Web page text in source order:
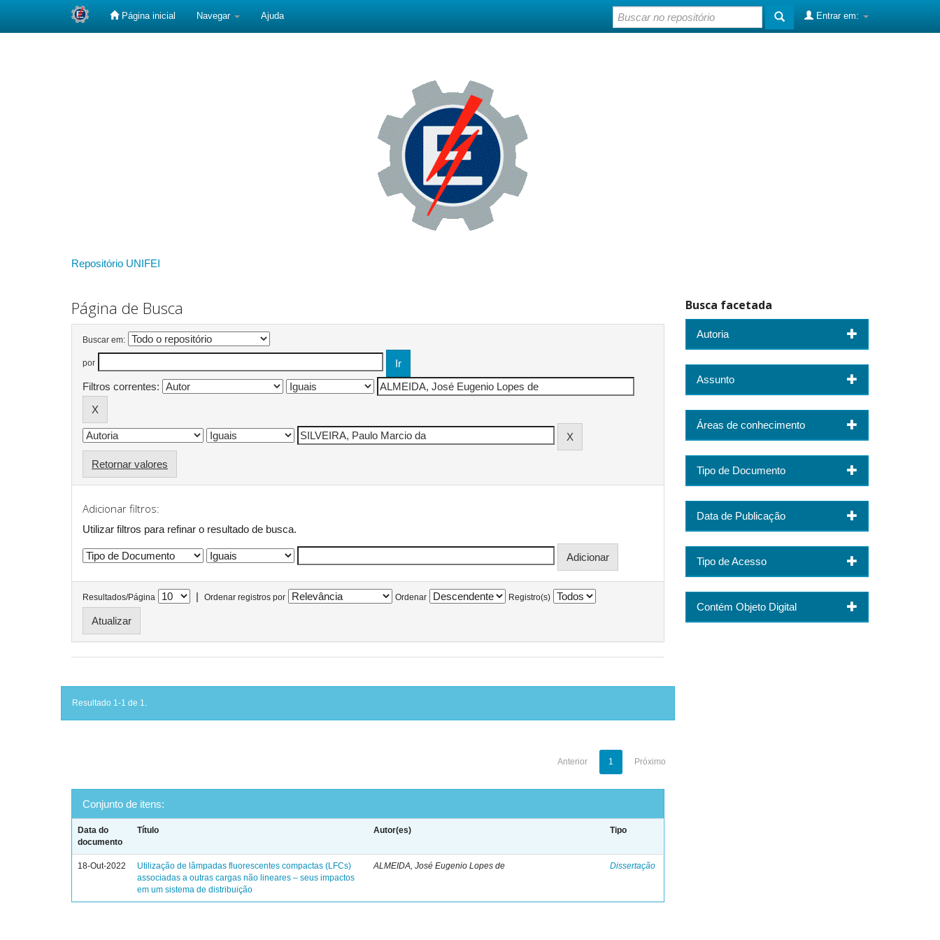
Página inicial Navegar Ajuda Entrar em:
Repositório UNIFEI
Página de Busca
Buscar em:
por
Filtros correntes:
Retornar valores
Adicionar filtros:
Utilizar filtros para refinar o resultado de busca.
Resultados/Página | Ordenar registros por Ordenar Registro(s)
Resultado 1-1 de 1.
Anterior 1 Próximo
Conjunto de itens:
Data do
documento
Título Autor(es) Tipo
18-Out-2022
Utilização de lâmpadas fluorescentes compactas (LFCs)
associadas a outras cargas não lineares – seus impactos
em um sistema de distribuição
ALMEIDA, José Eugenio Lopes de Dissertação
Busca facetada
Autoria
Assunto
Áreas de conhecimento
Tipo de Documento
Data de Publicação
Tipo de Acesso
Contém Objeto Digital